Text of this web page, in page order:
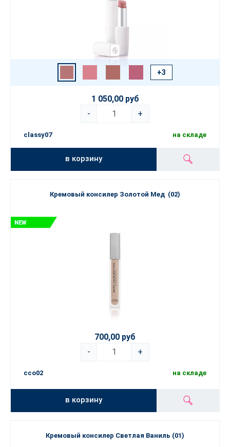
+3
1 050,00 руб
-
+
classy07 на складе
в корзину
Кремовый консилер Золотой Мед (02)
700,00 руб
-
+
cco02 на складе
в корзину
Кремовый консилер Светлая Ваниль (01)